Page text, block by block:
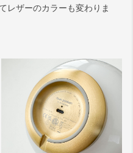
レザーのカラーも変わりま